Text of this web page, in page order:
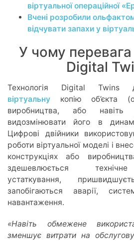
віртуальної операційної
Вчені розробили
відчувати запахи у
У чому перевага
Digital
Технологія Digital Twins
віртуальну копію об’єкта
виробництва, або
видозмінювати його в
Цифрові двійники
роботи віртуальної моделі і
конструкціях або
здешевлюється
устаткування,
запобігаються аварії,
навантаження.
«Навіть обмежене
зменшує витрати на